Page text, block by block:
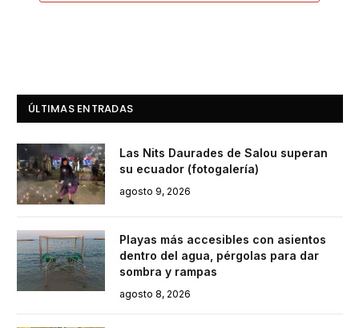
ÚLTIMAS ENTRADAS
Las Nits Daurades de Salou superan
su ecuador (fotogalería)
agosto 9, 2026
Playas más accesibles con asientos
dentro del agua, pérgolas para dar
sombra y rampas
agosto 8, 2026